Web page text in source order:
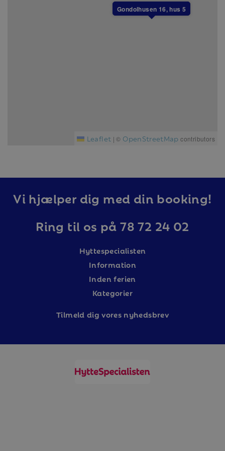
I detta boende är det inte tillåtet att ha husdjur.
Gondolhusen 16, hus 5
Leaflet | © OpenStreetMap contributors
Vi hjælper dig med din booking!
Ring til os på 78 72 24 02
Hyttespecialisten
Information
Inden ferien
Kategorier
Tilmeld dig vores nyhedsbrev